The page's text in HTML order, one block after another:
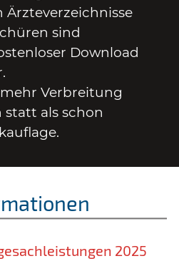
sind
Download
Verbreitung
als schon
2025